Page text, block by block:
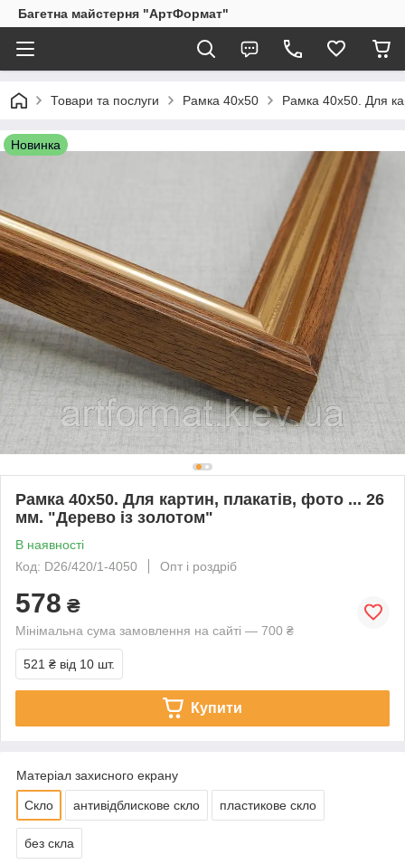
Багетна майстерня "АртФормат"
Товари та послуги Рамка 40х50 Рамка 40х50. Для
Новинка
Рамка 40х50. Для картин, плакатів, фото ... 26
мм. "Дерево із золотом"
В наявності
Код: D26/420/1-4050
Опт і роздріб
578 ₴
Мінімальна сума замовлення на сайті — 700 ₴
521 ₴ від 10 шт.
Купити
Матеріал захисного екрану
Скло антивідблискове скло пластикове скло
без скла